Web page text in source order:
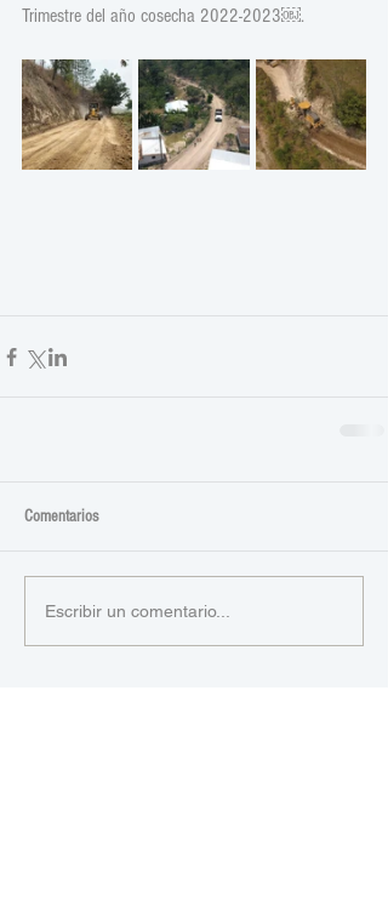
Trimestre del año cosecha 2022-2023￼.
Comentarios
Escribir un comentario...